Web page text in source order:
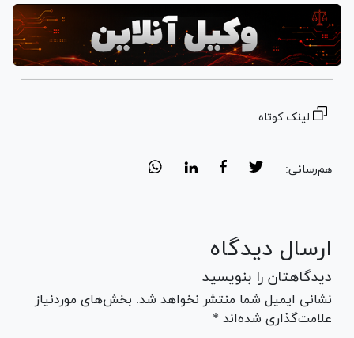
لینک کوتاه
هم‌رسانی:
ارسال دیدگاه
دیدگاهتان را بنویسید
نشانی ایمیل شما منتشر نخواهد شد. بخش‌های موردنیاز
علامت‌گذاری شده‌اند *